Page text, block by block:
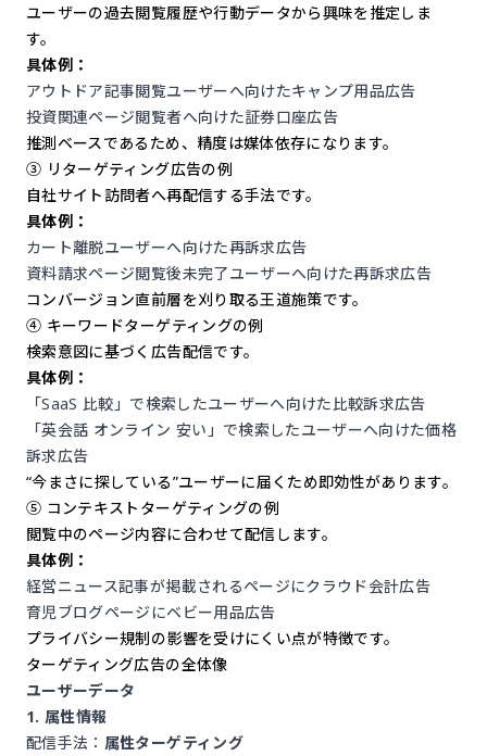
ユーザーの過去閲覧履歴や行動データから興味を推定しま
す。
具体例：
アウトドア記事閲覧ユーザーへ向けたキャンプ用品広告
投資関連ページ閲覧者へ向けた証券口座広告
推測ベースであるため、精度は媒体依存になります。
③ リターゲティング広告の例
自社サイト訪問者へ再配信する手法です。
具体例：
カート離脱ユーザーへ向けた再訴求広告
資料請求ページ閲覧後未完了ユーザーへ向けた再訴求広告
コンバージョン直前層を刈り取る王道施策です。
④ キーワードターゲティングの例
検索意図に基づく広告配信です。
具体例：
「SaaS 比較」で検索したユーザーへ向けた比較訴求広告
「英会話 オンライン 安い」で検索したユーザーへ向けた価格
訴求広告
“今まさに探している”ユーザーに届くため即効性があります。
⑤ コンテキストターゲティングの例
閲覧中のページ内容に合わせて配信します。
具体例：
経営ニュース記事が掲載されるページにクラウド会計広告
育児ブログページにベビー用品広告
プライバシー規制の影響を受けにくい点が特徴です。
ターゲティング広告の全体像
ユーザーデータ
1. 属性情報
配信手法： 属性ターゲティング